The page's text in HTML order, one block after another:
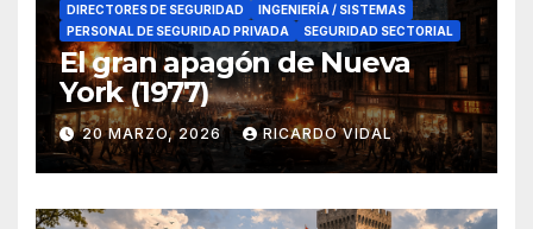
DIRECTORES DE SEGURIDAD
INGENIERÍA / SISTEMAS
PERSONAL DE SEGURIDAD PRIVADA
SEGURIDAD SECTORIAL
El gran apagón de Nueva
York (1977)
20 MARZO, 2026 RICARDO VIDAL